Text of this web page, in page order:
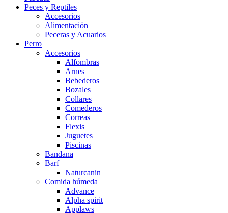
Peces y Reptiles
Accesorios
Alimentación
Peceras y Acuarios
Perro
Accesorios
Alfombras
Arnes
Bebederos
Bozales
Collares
Comederos
Correas
Flexis
Juguetes
Piscinas
Bandana
Barf
Naturcanin
Comida húmeda
Advance
Alpha spirit
Applaws